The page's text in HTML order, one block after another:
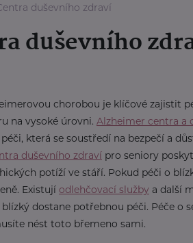
duševního zdraví
duševního
chorobou je klíčové zajistit
na vysoké úrovni. Alzheimer centra a
která se soustředí na bezpečí a
duševního zdraví pro seniory
potíží ve stáří. Pokud péči o
Existují odlehčovací služby a další
dostane potřebnou péči. Péče o
nést toto břemeno sami.